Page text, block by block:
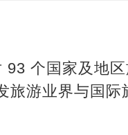
个国家及地
旅游业界与国际